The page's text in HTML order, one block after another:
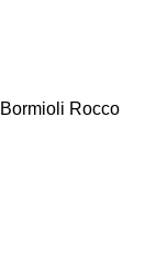
Bormioli Rocco